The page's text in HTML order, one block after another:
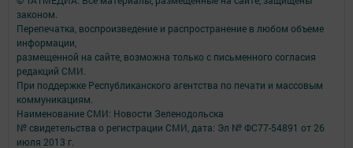
законом.
Перепечатка, воспроизведение и распространение в любом объеме
информации,
размещенной на сайте, возможна только с письменного согласия
редакций СМИ.
При поддержке Республиканского агентства по печати и массовым
коммуникациям.
Наименование СМИ: Новости Зеленодольска
№ свидетельства о регистрации СМИ, дата: Эл № ФС77-54891 от 26
июля 2013 г.